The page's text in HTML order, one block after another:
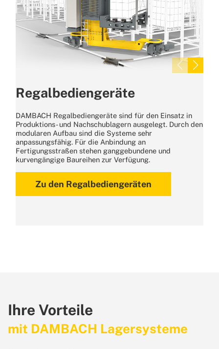
Regalbediengeräte
DAMBACH Regalbediengeräte sind für den Einsatz in
Produktions- und Nachschublagern ausgelegt. Durch den
modularen Aufbau sind die Systeme sehr
anpassungsfähig. Für die Anbindung an
Fertigungsstraßen stehen ganggebundene und
kurvengängige Baureihen zur Verfügung.
Zu den Regalbediengeräten
Ihre Vorteile
mit DAMBACH Lagersysteme